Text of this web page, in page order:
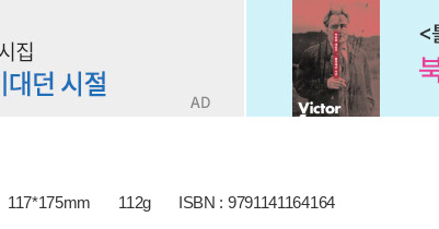
117*175mm 112g ISBN : 9791141164164